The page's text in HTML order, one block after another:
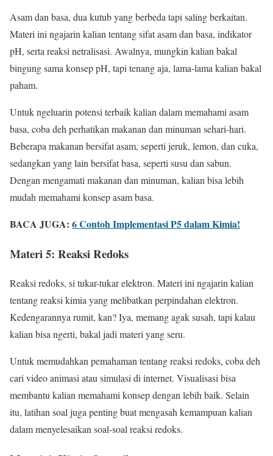
Asam dan basa, dua kutub yang berbeda tapi saling berkaitan.
Materi ini ngajarin kalian tentang sifat asam dan basa, indikator
pH, serta reaksi netralisasi. Awalnya, mungkin kalian bakal
bingung sama konsep pH, tapi tenang aja, lama-lama kalian bakal
paham.
Untuk ngeluarin potensi terbaik kalian dalam memahami asam
basa, coba deh perhatikan makanan dan minuman sehari-hari.
Beberapa makanan bersifat asam, seperti jeruk, lemon, dan cuka,
sedangkan yang lain bersifat basa, seperti susu dan sabun.
Dengan mengamati makanan dan minuman, kalian bisa lebih
mudah memahami konsep asam basa.
BACA JUGA: 6 Contoh Implementasi P5 dalam Kimia!
Materi 5: Reaksi Redoks
Reaksi redoks, si tukar-tukar elektron. Materi ini ngajarin kalian
tentang reaksi kimia yang melibatkan perpindahan elektron.
Kedengarannya rumit, kan? Iya, memang agak susah, tapi kalau
kalian bisa ngerti, bakal jadi materi yang seru.
Untuk memudahkan pemahaman tentang reaksi redoks, coba deh
cari video animasi atau simulasi di internet. Visualisasi bisa
membantu kalian memahami konsep dengan lebih baik. Selain
itu, latihan soal juga penting buat mengasah kemampuan kalian
dalam menyelesaikan soal-soal reaksi redoks.